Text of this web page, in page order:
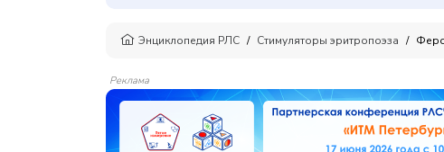
Энциклопедия РЛС Стимуляторы эритропоэза
Реклама